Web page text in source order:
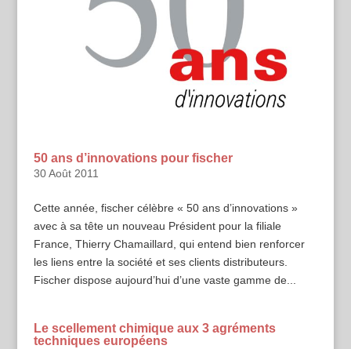
50 ans d’innovations pour fischer
30 Août 2011
Cette année, fischer célèbre « 50 ans d’innovations »
avec à sa tête un nouveau Président pour la filiale
France, Thierry Chamaillard, qui entend bien renforcer
les liens entre la société et ses clients distributeurs.
Fischer dispose aujourd’hui d’une vaste gamme de...
Le scellement chimique aux 3 agréments
techniques européens